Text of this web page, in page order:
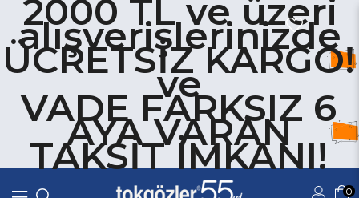
2000 TL ve üzeri
alışverişlerinizde
ÜCRETSİZ KARGO!
ve
VADE FARKSIZ 6
AYA VARAN
TAKSİT İMKANI!
0